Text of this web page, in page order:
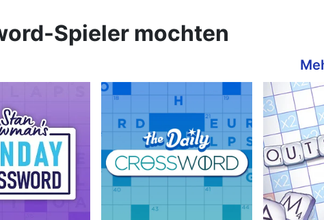
Spieler mochten